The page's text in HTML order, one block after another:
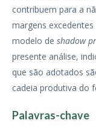
contribuem para a
margens
modelo de shadow
presente análise,
que são adotados
cadeia produtiva do
Palavras-chave